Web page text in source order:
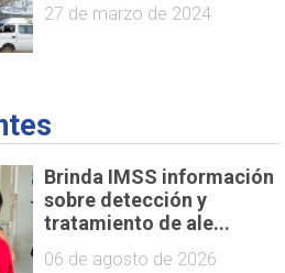
27 de marzo de 2024
Brinda IMSS información
sobre detección y
tratamiento de ale...
06 de agosto de 2026